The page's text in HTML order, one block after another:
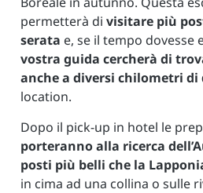
permetterà di visitare più
serata e, se il tempo dovesse
vostra guida cercherà di
anche a diversi chilometri di
location.
Dopo il pick-up in hotel le
porteranno alla ricerca
posti più belli che la
in cima ad una collina o sulle